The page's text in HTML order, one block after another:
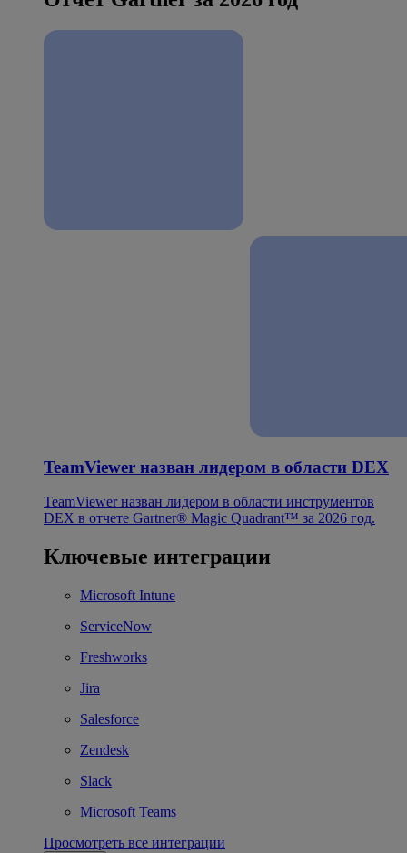
TeamViewer назван лидером в области DEX
TeamViewer назван лидером в области инструментов
DEX в отчете Gartner® Magic Quadrant™ за 2026 год.
Ключевые интеграции
Microsoft Intune
ServiceNow
Freshworks
Jira
Salesforce
Zendesk
Slack
Microsoft Teams
Просмотреть все интеграции